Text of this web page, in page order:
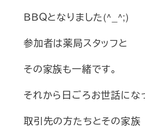
ＢＢＱとなりました(^_^;)
参加者は薬局スタッフと
その家族も一緒です。
それから日ごろお世話にな
取引先の方たちとその家族